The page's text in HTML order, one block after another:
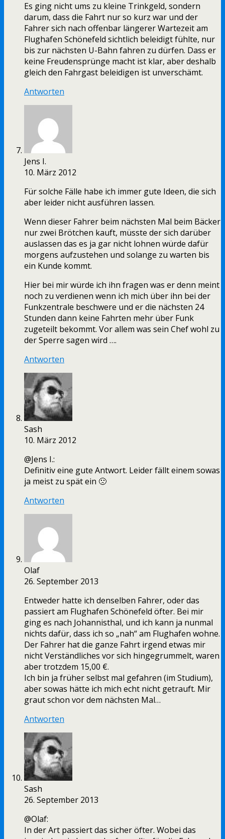
Es ging nicht ums zu kleine Trinkgeld, sondern
darum, dass die Fahrt nur so kurz war und der
Fahrer sich nach offenbar längerer Wartezeit am
Flughafen Schönefeld sichtlich beleidigt fühlte, nur
bis zur nächsten U-Bahn fahren zu dürfen. Dass er
keine Freudensprünge macht ist klar, aber deshalb
gleich den Fahrgast beleidigen ist unverschämt.
Antworten
Jens I.
10. März 2012
Für solche Fälle habe ich immer gute Ideen, die sich
aber leider nicht ausführen lassen.
Wenn dieser Fahrer beim nächsten Mal beim Bäcker
nur zwei Brötchen kauft, müsste der sich darüber
auslassen das es ja gar nicht lohnen würde dafür
morgens aufzustehen und solange zu warten bis
ein Kunde kommt.
Hier bei mir würde ich ihn fragen was er denn meint
noch zu verdienen wenn ich mich über ihn bei der
Funkzentrale beschwere und er die nächsten 24
Stunden dann keine Fahrten mehr über Funk
zugeteilt bekommt. Vor allem was sein Chef wohl zu
der Sperre sagen wird ….
Antworten
Sash
10. März 2012
@Jens I.:
Definitiv eine gute Antwort. Leider fällt einem sowas
ja meist zu spät ein 🙁
Antworten
Olaf
26. September 2013
Entweder hatte ich denselben Fahrer, oder das
passiert am Flughafen Schönefeld öfter. Bei mir
ging es nach Johannisthal, und ich kann ja nunmal
nichts dafür, dass ich so „nah“ am Flughafen wohne.
Der Fahrer hat die ganze Fahrt irgend etwas mir
nicht Verständliches vor sich hingegrummelt, waren
aber trotzdem 15,00 €.
Ich bin ja früher selbst mal gefahren (im Studium),
aber sowas hätte ich mich echt nicht getrauft. Mir
graut schon vor dem nächsten Mal…
Antworten
Sash
26. September 2013
@Olaf:
In der Art passiert das sicher öfter. Wobei das